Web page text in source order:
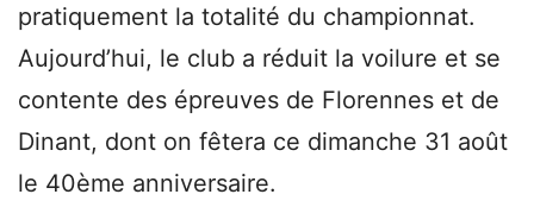
pratiquement la totalité du championnat.
Aujourd’hui, le club a réduit la voilure et se
contente des épreuves de Florennes et de
Dinant, dont on fêtera ce dimanche 31 août
le 40ème anniversaire.